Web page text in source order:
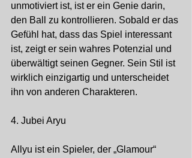
unmotiviert ist, ist er ein Genie darin,
den Ball zu kontrollieren. Sobald er das
Gefühl hat, dass das Spiel interessant
ist, zeigt er sein wahres Potenzial und
überwältigt seinen Gegner. Sein Stil ist
wirklich einzigartig und unterscheidet
ihn von anderen Charakteren.
4. Jubei Aryu
Allyu ist ein Spieler, der „Glamour“